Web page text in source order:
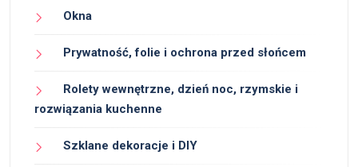
Okna
Prywatność, folie i ochrona przed słońcem
Rolety wewnętrzne, dzień noc, rzymskie i
rozwiązania kuchenne
Szklane dekoracje i DIY